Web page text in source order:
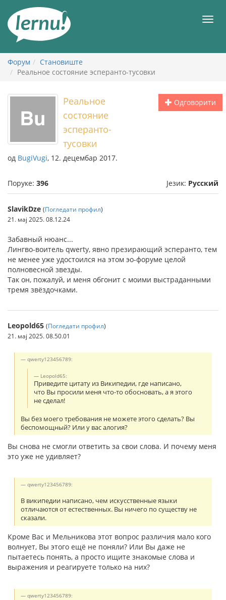
садржају
Форум
Становиште
Реальное состояние эсперанто-тусовки
Одговорити
Реальное
состояние
эсперанто-
тусовки
од BugiVugi, 12. децембар 2017.
Поруке: 396 Језик: Русский
SlavikDze (Погледати профил)
21. мај 2025. 08.12.24
Забавный нюанс...
Лингво-воитель qwerty, явно презирающий эсперанто, тем
не менее уже удостоился на этом эо-форуме целой
полновесной звезды.
Так он, пожалуй, и меня обгонит с моими выстраданными
тремя звёздочками.
Leopold65 (Погледати профил)
21. мај 2025. 08.50.01
qwerty123456789:
Leopold65:
Приведите цитату из Википедии, где написано,
что Вы просили меня что-то обосновать, а я этого
не сделал!
Вы без моего требования не можете этого сделать? Вы
беспомощный? Или у вас алогия?
Вы снова не смогли ответить за свои слова. И почему меня
это уже не удивляет?
qwerty123456789:
В википедии написано, чем искусственные языки
отличаются от естественных. Вы ничего по существу не
сказали.
Кроме Вас и Мельникова этот вопрос различия мало кого
волнует, Вы этого ещё не поняли? Или Вы даже не
пытаетесь понять, а просто ищите знакомые слова и
выражения и реагируете только на них?
qwerty123456789: